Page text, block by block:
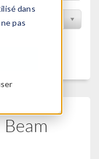
dans
pas